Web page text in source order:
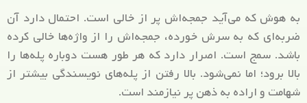
به هوش که می‌آید جمجه‌اش پر از خالی است. احتمال دارد آن
ضربه‌ای که به سرش خورده، جمجه‌اش را از واژه‌ها خالی کرده
باشد. سمج است. اصرار دارد که هر طور هست دوباره پله‌ها را
بالا برود؛ اما نمی‌شود. بالا رفتن از پله‌های نویسندگی بیشتر از
شهامت و اراده به ذهن پر نیازمند است.